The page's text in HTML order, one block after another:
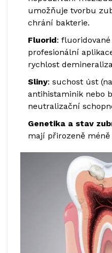
umožňuje tvorbu
chrání bakterie.
Fluorid:
profesionální
rychlost
Sliny: suchost úst
antihistaminik nebo
neutralizační
Genetika a stav
mají přirozeně